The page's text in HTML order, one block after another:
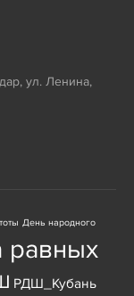
, ул. Ленина,
День народного
равных
РДШ_Кубань